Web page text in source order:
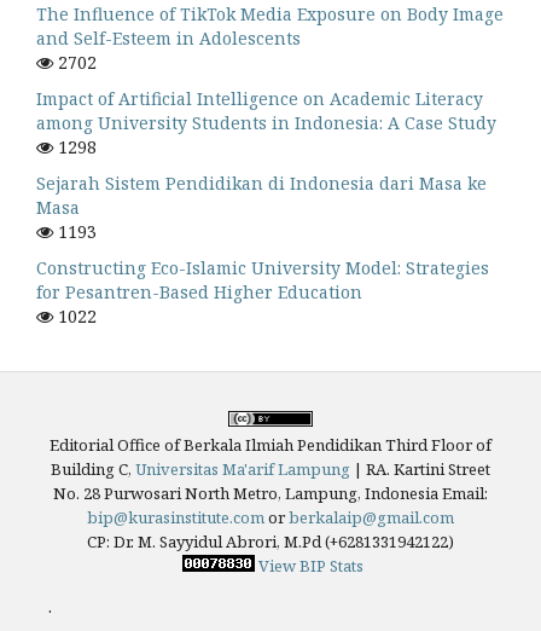
The Influence of TikTok Media Exposure on Body Image
and Self-Esteem in Adolescents
2702
Impact of Artificial Intelligence on Academic Literacy
among University Students in Indonesia: A Case Study
1298
Sejarah Sistem Pendidikan di Indonesia dari Masa ke
Masa
1193
Constructing Eco-Islamic University Model: Strategies
for Pesantren-Based Higher Education
1022
Editorial Office of Berkala Ilmiah Pendidikan Third Floor of
Building C, Universitas Ma'arif Lampung | RA. Kartini Street
No. 28 Purwosari North Metro, Lampung, IndonesiaEmail:
bip@kurasinstitute.comorberkalaip@gmail.com
CP: Dr. M. Sayyidul Abrori, M.Pd (+6281331942122)
View BIP Stats
.